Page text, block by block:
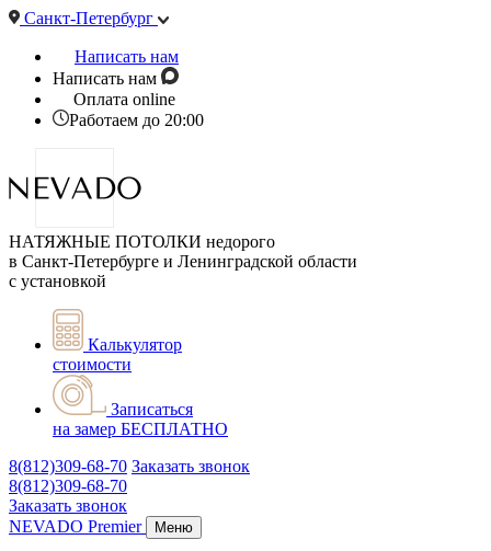
Санкт-Петербург
Написать нам
Написать нам
Оплата online
Работаем до 20:00
НАТЯЖНЫЕ ПОТОЛКИ недорого
в Санкт-Петербурге и Ленинградской области
с установкой
Калькулятор
стоимости
Записаться
на замер БЕСПЛАТНО
8(812)309-68-70 Заказать звонок
8(812)309-68-70
Заказать звонок
NEVADO Premier
Меню